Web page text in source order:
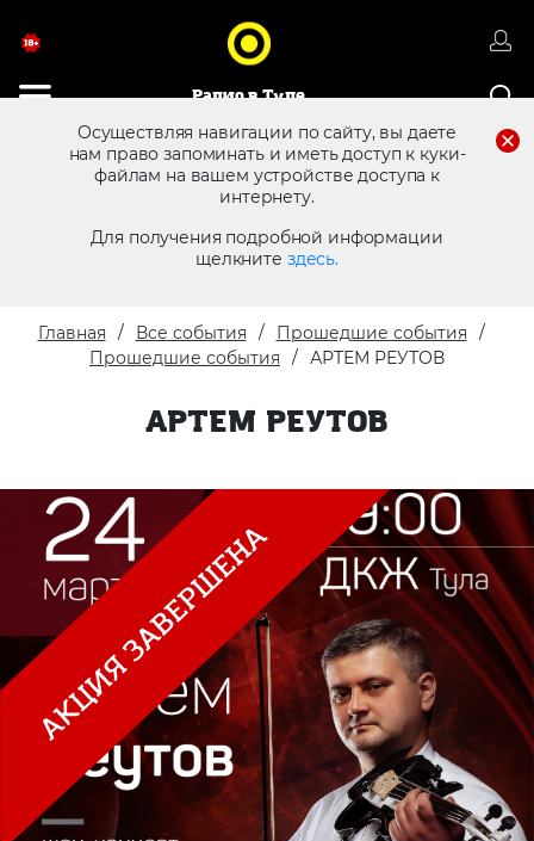
Радио в Туле
Осуществляя навигации по сайту, вы даете
нам право запоминать и иметь доступ к куки-
файлам на вашем устройстве доступа к
интернету.
Для получения подробной информации
щелкните здесь.
8 (4872) 250 470 Реклама в эфире
Главная Все события
Прошедшие события
Прошедшие события
АРТЕМ РЕУТОВ
АРТЕМ РЕУТОВ